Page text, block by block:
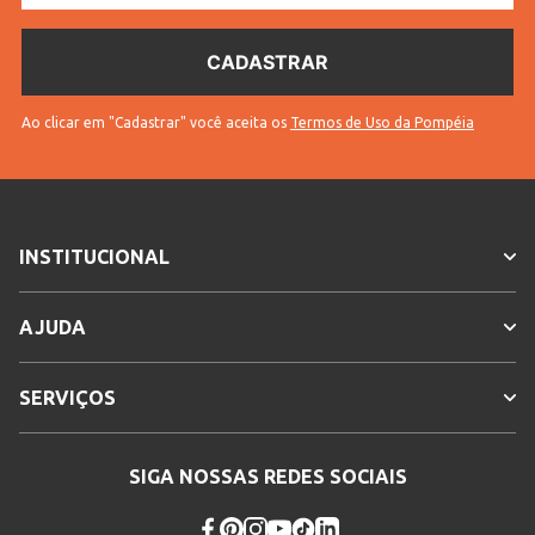
Ao clicar em "Cadastrar" você aceita os Termos de Uso da Pompéia
INSTITUCIONAL
AJUDA
SERVIÇOS
SIGA NOSSAS REDES SOCIAIS